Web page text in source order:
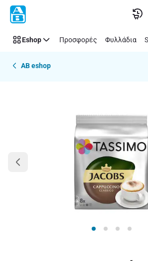
Παράλειψη
Eshop Προσφορές Φυλλάδια
AB eshop